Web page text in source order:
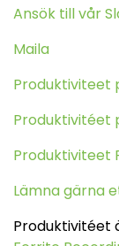
Ansök till vår
Maila
Produktiviteet
Produktivitéet
Produktiviteet
Lämna gärna
Produktivitéet